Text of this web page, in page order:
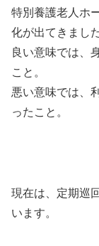
特別養護老人ホ
化が出てきました
良い意味では、
こと。
悪い意味では、
ったこと。
現在は、定期巡
います。